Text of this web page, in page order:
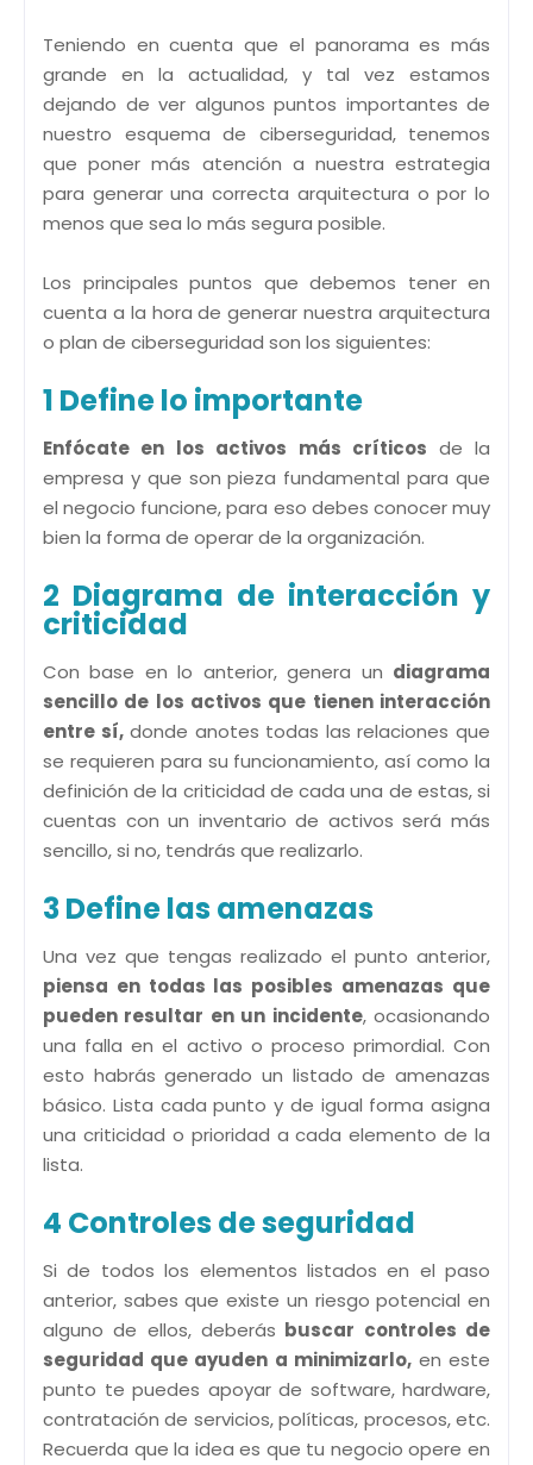
Teniendo en cuenta que el panorama es más
grande en la actualidad, y tal vez estamos
dejando de ver algunos puntos importantes de
nuestro esquema de ciberseguridad, tenemos
que poner más atención a nuestra estrategia
para generar una correcta arquitectura o por lo
menos que sea lo más segura posible.
Los principales puntos que debemos tener en
cuenta a la hora de generar nuestra arquitectura
o plan de ciberseguridad son los siguientes:
1 Define lo importante
Enfócate en los activos más críticos de la
empresa y que son pieza fundamental para que
el negocio funcione, para eso debes conocer muy
bien la forma de operar de la organización.
2 Diagrama de interacción y
criticidad
Con base en lo anterior, genera un diagrama
sencillo de los activos que tienen interacción
entre sí,donde anotes todas las relaciones que
se requieren para su funcionamiento, así como la
definición de la criticidad de cada una de estas, si
cuentas con un inventario de activos será más
sencillo, si no, tendrás que realizarlo.
3 Define las amenazas
Una vez que tengas realizado el punto anterior,
piensa en todas las posibles amenazas que
pueden resultar en un incidente, ocasionando
una falla en el activo o proceso primordial. Con
esto habrás generado un listado de amenazas
básico. Lista cada punto y de igual forma asigna
una criticidad o prioridad a cada elemento de la
lista.
4 Controles de seguridad
Si de todos los elementos listados en el paso
anterior, sabes que existe un riesgo potencial en
alguno de ellos, deberás buscar controles de
seguridad que ayuden a minimizarlo,en este
punto te puedes apoyar de software, hardware,
contratación de servicios, políticas, procesos, etc.
Recuerda que la idea es que tu negocio opere en